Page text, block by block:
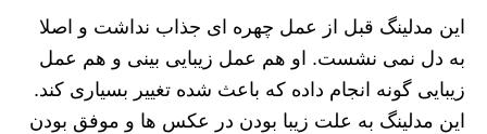
این مدلینگ قبل از عمل چهره ای جذاب نداشت و اصلا
به دل نمی نشست. او هم عمل زیبایی بینی و هم عمل
زیبایی گونه انجام داده که باعث شده تغییر بسیاری کند.
این مدلینگ به علت زیبا بودن در عکس ها و موفق بودن